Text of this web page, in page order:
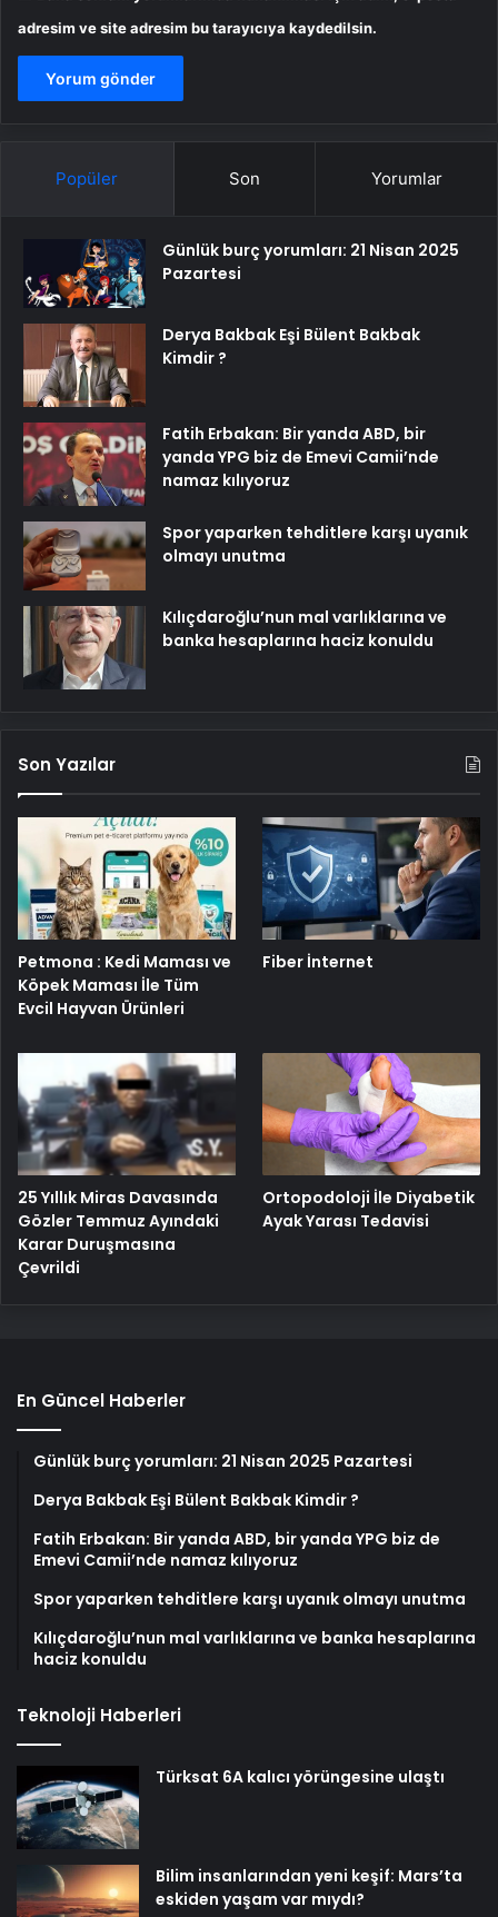
adresim ve site adresim bu tarayıcıya kaydedilsin.
Popüler Son Yorumlar
Günlük burç yorumları: 21 Nisan 2025
Pazartesi
Derya Bakbak Eşi Bülent Bakbak
Kimdir ?
Fatih Erbakan: Bir yanda ABD, bir
yanda YPG biz de Emevi Camii’nde
namaz kılıyoruz
Spor yaparken tehditlere karşı uyanık
olmayı unutma
Kılıçdaroğlu’nun mal varlıklarına ve
banka hesaplarına haciz konuldu
Son Yazılar
Petmona : Kedi Maması ve
Köpek Maması İle Tüm
Evcil Hayvan Ürünleri
Fiber İnternet
25 Yıllık Miras Davasında
Gözler Temmuz Ayındaki
Karar Duruşmasına
Çevrildi
Ortopodoloji İle Diyabetik
Ayak Yarası Tedavisi
En Güncel Haberler
Günlük burç yorumları: 21 Nisan 2025 Pazartesi
Derya Bakbak Eşi Bülent Bakbak Kimdir ?
Fatih Erbakan: Bir yanda ABD, bir yanda YPG biz de
Emevi Camii’nde namaz kılıyoruz
Spor yaparken tehditlere karşı uyanık olmayı unutma
Kılıçdaroğlu’nun mal varlıklarına ve banka hesaplarına
haciz konuldu
Teknoloji Haberleri
Türksat 6A kalıcı yörüngesine ulaştı
Bilim insanlarından yeni keşif: Mars’ta
eskiden yaşam var mıydı?